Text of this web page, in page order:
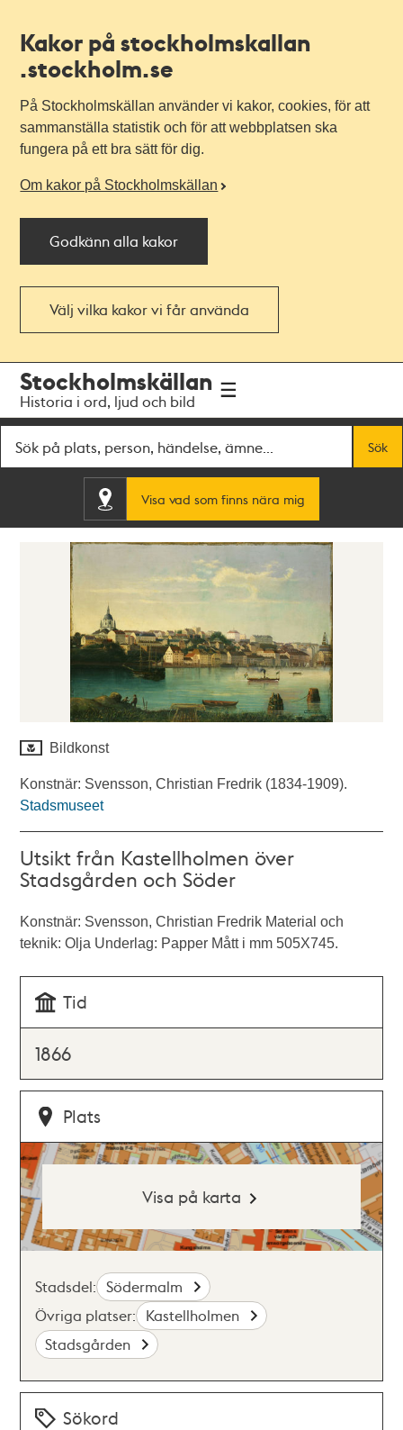
Kakor på stockholmskallan
.stockholm.se
På Stockholmskällan använder vi kakor, cookies, för att
sammanställa statistik och för att webbplatsen ska
fungera på ett bra sätt för dig.
Om kakor på Stockholmskällan
Godkänn alla kakor
Välj vilka kakor vi får använda
navigationen
huvudinnehållet
Stockholmskällan
Historia i ord, ljud och bild
Sök
Visa vad som finns nära mig
Bildkonst
Konstnär: Svensson, Christian Fredrik (1834-1909).
Stadsmuseet
Utsikt från Kastellholmen över
Stadsgården och Söder
Konstnär: Svensson, Christian Fredrik Material och
teknik: Olja Underlag: Papper Mått i mm 505X745.
Tid
1866
Plats
Visa på karta
Stadsdel: Södermalm
Övriga platser: Kastellholmen
Stadsgården
Sökord